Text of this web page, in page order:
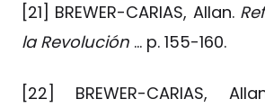
[21] BREWER-CARIAS, Allan.
la Revolución … p. 155-160.
[22] BREWER-CARIAS,